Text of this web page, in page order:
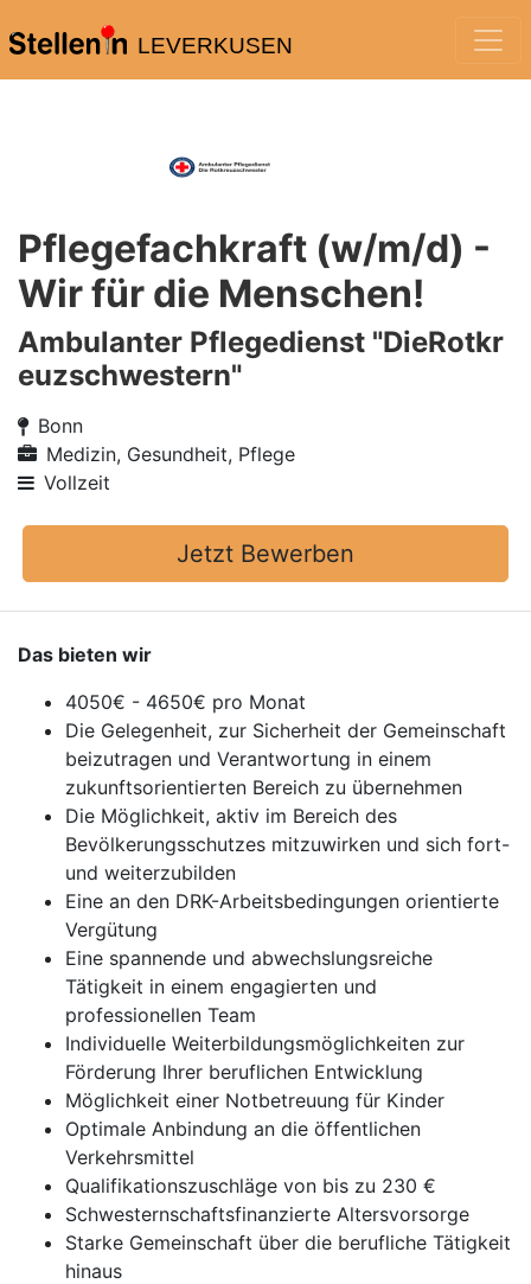
LEVERKUSEN
Pflegefachkraft (w/m/d) -
Wir für die Menschen!
Ambulanter Pflegedienst "DieRotkr
euzschwestern"
Bonn
Medizin, Gesundheit, Pflege
Vollzeit
Jetzt Bewerben
Das bieten wir
4050€ - 4650€ pro Monat
Die Gelegenheit, zur Sicherheit der Gemeinschaft
beizutragen und Verantwortung in einem
zukunftsorientierten Bereich zu übernehmen
Die Möglichkeit, aktiv im Bereich des
Bevölkerungsschutzes mitzuwirken und sich fort-
und weiterzubilden
Eine an den DRK-Arbeitsbedingungen orientierte
Vergütung
Eine spannende und abwechslungsreiche
Tätigkeit in einem engagierten und
professionellen Team
Individuelle Weiterbildungsmöglichkeiten zur
Förderung Ihrer beruflichen Entwicklung
Möglichkeit einer Notbetreuung für Kinder
Optimale Anbindung an die öffentlichen
Verkehrsmittel
Qualifikationszuschläge von bis zu 230 €
Schwesternschaftsfinanzierte Altersvorsorge
Starke Gemeinschaft über die berufliche Tätigkeit
hinaus